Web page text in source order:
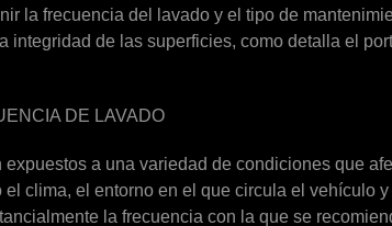
la frecuencia del lavado y el tipo de
integridad de las superficies, como detalla el
DE LAVADO
a una variedad de condiciones que
clima, el entorno en el que circula el vehículo
la frecuencia con la que se